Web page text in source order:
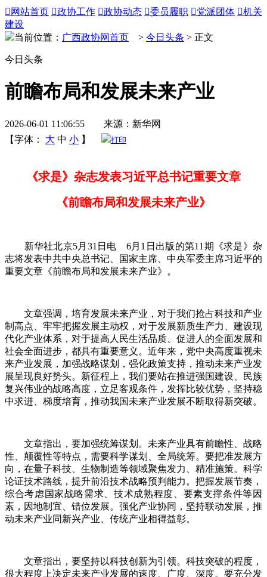
 网站首页 政协工作 政协动态 委员履职 党派团体 机关
建设
当前位置： 广西政协网首页 > 今日头条 > 正文
今日头条
前瞻布局和发展未来产业
2026-06-01 11:06:55 来源：新华网
【字体：
大 中 小 】 打印
《求是》杂志发表习近平总书记重要文章
《前瞻布局和发展未来产业》
新华社北京5月31日电 6月1日出版的第11期《求是》杂
志将发表中共中央总书记、国家主席、中央军委主席习近平的
重要文章《前瞻布局和发展未来产业》。
文章强调，培育发展未来产业，对于我们抢占科技和产业
制高点、牢牢把握发展主动权，对于发展新质生产力、建设现
代化产业体系，对于提高人民生活品质、促进人的全面发展和
社会全面进步，都具有重要意义。近年来，党中央高度重视未
来产业发展，加强战略谋划，强化政策支持，推动未来产业发
展呈现良好势头。新征程上，我们要站在推进强国建设、民族
复兴伟业的战略高度，立足客观条件，发挥比较优势，坚持稳
中求进、梯度培育，推动我国未来产业发展不断取得新突破。
文章指出，要加强统筹谋划。未来产业具有前瞻性、战略
性、颠覆性等特点，需要科学谋划、全局统筹。要把准发展方
向，在量子科技、生物制造等领域聚焦发力、精准施策。科学
论证技术路线，提升前沿技术战略预判能力。把握发展节奏，
综合考虑国家战略需求、技术成熟程度、要素支撑条件等因
素，因地制宜、错位发展。强化产业协同，坚持联动发展，推
动未来产业同新兴产业、传统产业相得益彰。
文章指出，要坚持以科技创新为引领。科技突破的程度，
很大程度上决定未来产业发展的速度、广度、深度。要充分发